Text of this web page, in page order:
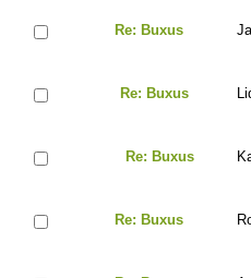
Re: Buxus
Re: Buxus
Re: Buxus
Re: Buxus